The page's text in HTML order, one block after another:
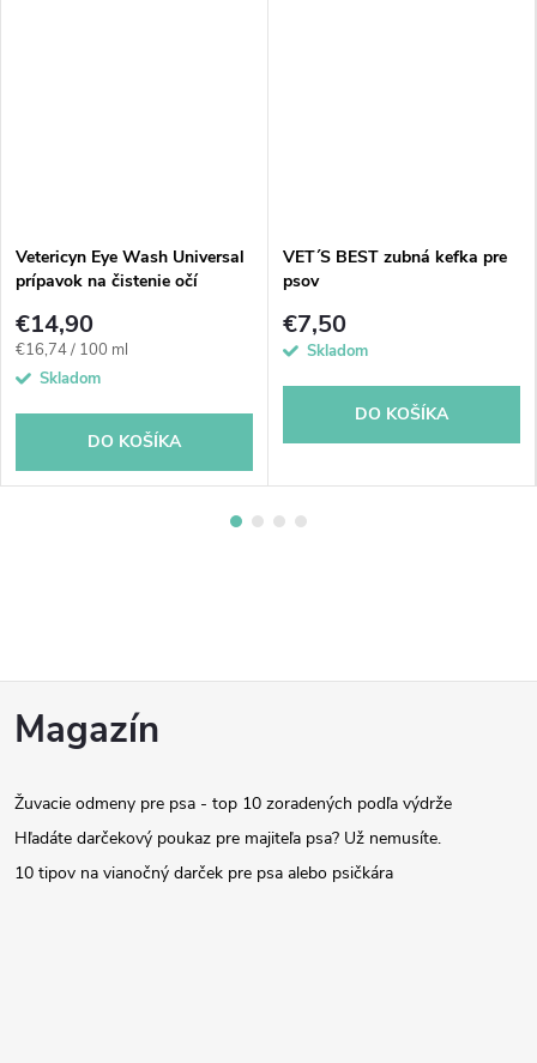
Vetericyn Eye Wash Universal
prípavok na čistenie očí
€14,90
Jednotková
cena:
€16,74 / 100 ml
Skladom
DO KOŠÍKA
VET´S BEST zubná kefka pre
psov
€7,50
Skladom
DO KOŠÍKA
Z
p
ä
Magazín
Žuvacie odmeny pre psa - top 10 zoradených podľa výdrže
Hľadáte darčekový poukaz pre majiteľa psa? Už nemusíte.
10 tipov na vianočný darček pre psa alebo psičkára